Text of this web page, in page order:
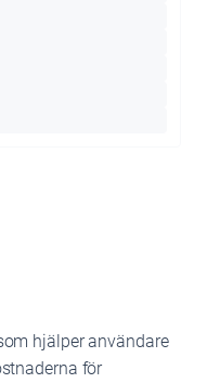
hjälper användare
för